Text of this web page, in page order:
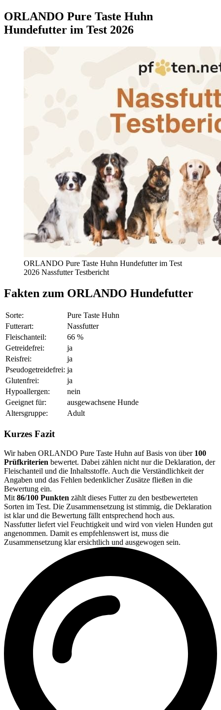
ORLANDO Pure Taste Huhn
Hundefutter im Test 2026
ORLANDO Pure Taste Huhn Hundefutter im Test
2026 Nassfutter Testbericht
Fakten zum ORLANDO Hundefutter
Sorte:
Pure Taste Huhn
Futterart:
Nassfutter
Fleischanteil:
66 %
Getreidefrei:
ja
Reisfrei:
ja
Pseudogetreidefrei: ja
Glutenfrei:
ja
Hypoallergen:
nein
Geeignet für:
ausgewachsene Hunde
Altersgruppe:
Adult
Kurzes Fazit
Wir haben ORLANDO Pure Taste Huhn auf Basis von über 100
Prüfkriterien bewertet. Dabei zählen nicht nur die Deklaration, der
Fleischanteil und die Inhaltsstoffe. Auch die Verständlichkeit der
Angaben und das Fehlen bedenklicher Zusätze fließen in die
Bewertung ein.
Mit 86/100 Punkten zählt dieses Futter zu den bestbewerteten
Sorten im Test. Die Zusammensetzung ist stimmig, die Deklaration
ist klar und die Bewertung fällt entsprechend hoch aus.
Nassfutter liefert viel Feuchtigkeit und wird von vielen Hunden gut
angenommen. Damit es empfehlenswert ist, muss die
Zusammensetzung klar ersichtlich und ausgewogen sein.